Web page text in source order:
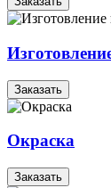
Заказать
Окраска
Заказать